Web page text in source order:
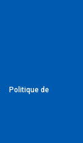
Politique de